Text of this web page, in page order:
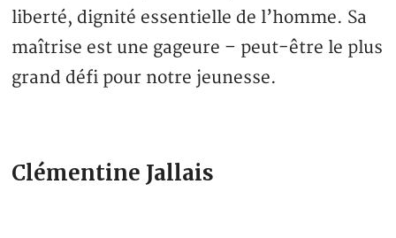
liberté, dignité essentielle de l’homme. Sa
maîtrise est une gageure – peut-être le plus
grand défi pour notre jeunesse.
Clémentine Jallais